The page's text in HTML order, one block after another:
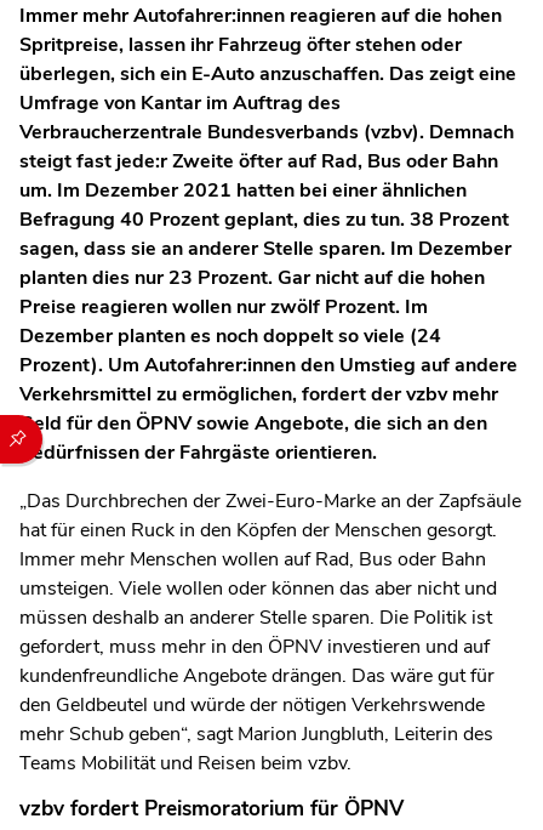
Durch die folgenden Buttons können Sie direkt auf einen
Immer mehr Autofahrer:innen reagieren auf die hohen
Spritpreise, lassen ihr Fahrzeug öfter stehen oder
überlegen, sich ein E-Auto anzuschaffen. Das zeigt eine
Umfrage von Kantar im Auftrag des
Verbraucherzentrale Bundesverbands (vzbv). Demnach
steigt fast jede:r Zweite öfter auf Rad, Bus oder Bahn
um. Im Dezember 2021 hatten bei einer ähnlichen
Befragung 40 Prozent geplant, dies zu tun. 38 Prozent
sagen, dass sie an anderer Stelle sparen. Im Dezember
planten dies nur 23 Prozent. Gar nicht auf die hohen
Preise reagieren wollen nur zwölf Prozent. Im
Dezember planten es noch doppelt so viele (24
Prozent). Um Autofahrer:innen den Umstieg auf andere
Verkehrsmittel zu ermöglichen, fordert der vzbv mehr
Geld für den ÖPNV sowie Angebote, die sich an den
Bedürfnissen der Fahrgäste orientieren.
„Das Durchbrechen der Zwei-Euro-Marke an der Zapfsäule
hat für einen Ruck in den Köpfen der Menschen gesorgt.
Immer mehr Menschen wollen auf Rad, Bus oder Bahn
umsteigen. Viele wollen oder können das aber nicht und
müssen deshalb an anderer Stelle sparen. Die Politik ist
gefordert, muss mehr in den ÖPNV investieren und auf
kundenfreundliche Angebote drängen. Das wäre gut für
den Geldbeutel und würde der nötigen Verkehrswende
mehr Schub geben“, sagt Marion Jungbluth, Leiterin des
Teams Mobilität und Reisen beim vzbv.
vzbv fordert Preismoratorium für ÖPNV